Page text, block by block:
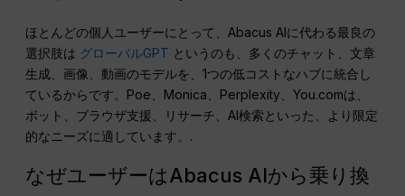
ほとんどの個人ユーザーにとって、Abacus AIに代わる最良の
選択肢は グローバルGPT というのも、多くのチャット、文章
生成、画像、動画のモデルを、1つの低コストなハブに統合し
ているからです。Poe、Monica、Perplexity、You.comは、
ボット、ブラウザ支援、リサーチ、AI検索といった、より限定
的なニーズに適しています。.
なぜユーザーはAbacus AIから乗り換